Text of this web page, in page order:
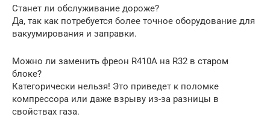
Станет ли обслуживание дороже?
Да, так как потребуется более точное оборудование для
вакуумирования и заправки.
Можно ли заменить фреон R410A на R32 в старом
блоке?
Категорически нельзя! Это приведет к поломке
компрессора или даже взрыву из-за разницы в
свойствах газа.